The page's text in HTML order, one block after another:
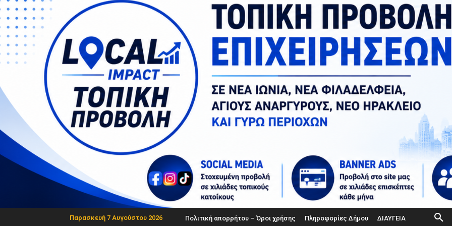
Παρασκευή 7 Αυγούστου 2026 Πολιτική απορρήτου – Όροι χρήσης Πληροφορίες Δήμου ΔΙΑΥΓΕΙΑ